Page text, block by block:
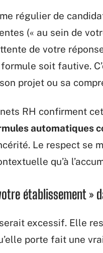
régulier de
(« au sein de
de votre
formule soit fautive.
projet ou sa
RH confirment
automatiques
Le respect se
qu’à
établissement »
excessif. Elle
porte fait une